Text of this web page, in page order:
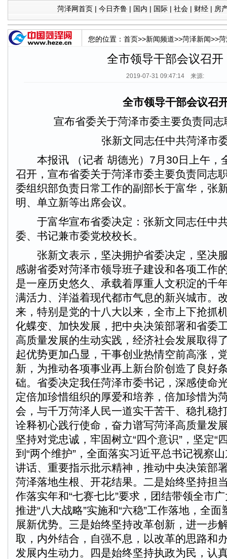
菏泽网首页 | 今日齐鲁 | 国内 | 国际 | 社会 | 财经 | 房
您的位置： 首页>>新闻频道>>菏泽新闻>>
全市领导干部会议召开
2019-07-31 09:47:14 来源:
全市领导干部会议召
宣布省委关于菏泽市委主要负责同志
张新文同志任中共菏泽市
本报讯 （记者 胡德光）7月30日上午，
召开，宣布省委关于菏泽市委主要负责同志
委组织部负责日常工作的副部长于富华，张
明、单立新等出席会议。
于富华宣布省委决定：张新文同志任中
委、书记兼市委党校校长。
张新文表示，坚决拥护省委决定，坚决
感谢省委对菏泽市领导班子建设和各项工作
是一座历史悠久、承载着厚重人文积淀的千
满活力、洋溢着现代都市气息的新兴城市。
来，特别是党的十八大以来，全市上下抢抓
化蝶变、加快发展，把中央决策部署和省委
高质量发展的生动实践，经济社会发展取得
起优势更加凸显，干事创业热情空前高涨，
新，为推动各项事业再上新台阶创造了良好
础。省委决定我任菏泽市委书记，深感使命
定倍加珍惜组织的厚爱和培养，倍加珍惜为
会，与千万菏泽人民一道实干苦干、稳扎稳
诠释初心践行使命，奋力谱写菏泽高质量发
坚持对党忠诚，牢固树立“四个意识”，坚定“
到“两个维护”，全面落实习近平总书记视察
讲话、重要指示批示精神，推动中央决策部
菏泽落地生根、开花结果。二是始终坚持担
作落实年和“七赛七比”要求，团结带领全市
推进“八大战略”实施和“六稳”工作落地，全
展新优势。三是始终坚持改革创新，进一步
取，内外结合，自强不息，以改革的思路和
发展内生动力。四是始终坚持执政为民，认